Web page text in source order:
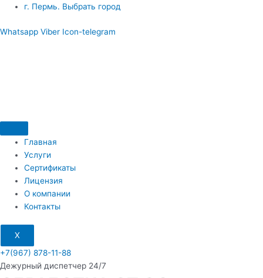
Перейти
содержимому
​г. Пермь. Выбрать город
Whatsapp Viber Icon-telegram
Главная
Услуги
Сертификаты
Лицензия
О компании
Контакты
X
+7(967) 878-11-88
Дежурный диспетчер 24/7